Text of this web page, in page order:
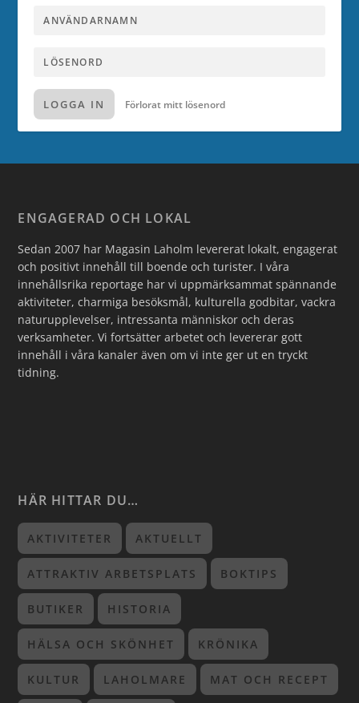
LOGGA IN Förlorat mitt lösenord
ENGAGERAD OCH LOKAL
Sedan 2007 har Magasin Laholm levererat lokalt, engagerat
och positivt innehåll till boende och turister. I våra
innehållsrika reportage har vi uppmärksammat spännande
aktiviteter, charmiga besöksmål, kulturella godbitar, vackra
naturupplevelser, intressanta människor och deras
verksamheter. Vi fortsätter arbetet och levererar gott
innehåll i våra kanaler även om vi inte ger ut en tryckt
tidning.
HÄR HITTAR DU…
AKTIVITETER AKTUELLT
ATTRAKTIV ARBETSPLATS BOKTIPS
BUTIKER HISTORIA
HÄLSA OCH SKÖNHET KRÖNIKA
KULTUR LAHOLMARE MAT OCH RECEPT